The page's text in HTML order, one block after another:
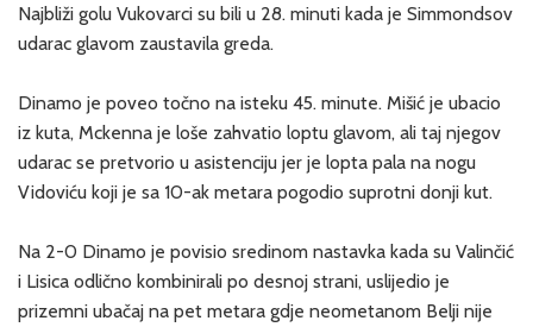
Najbliži golu Vukovarci su bili u 28. minuti kada je Simmondsov
udarac glavom zaustavila greda.
Dinamo je poveo točno na isteku 45. minute. Mišić je ubacio
iz kuta, Mckenna je loše zahvatio loptu glavom, ali taj njegov
udarac se pretvorio u asistenciju jer je lopta pala na nogu
Vidoviću koji je sa 10-ak metara pogodio suprotni donji kut.
Na 2-0 Dinamo je povisio sredinom nastavka kada su Valinčić
i Lisica odlično kombinirali po desnoj strani, uslijedio je
prizemni ubačaj na pet metara gdje neometanom Belji nije